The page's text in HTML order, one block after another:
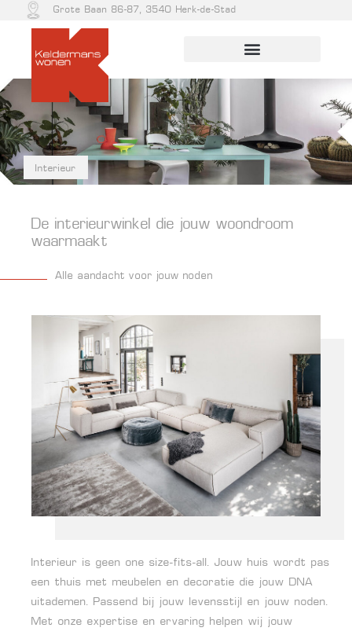
Grote Baan 86-87, 3540 Herk-de-Stad
Interieur
De interieurwinkel die jouw woondroom
waarmaakt
Alle aandacht voor jouw noden
Interieur is geen one size-fits-all. Jouw huis wordt pas
een thuis met meubelen en decoratie die jouw DNA
uitademen. Passend bij jouw levensstijl en jouw noden.
Met onze expertise en ervaring helpen wij jouw